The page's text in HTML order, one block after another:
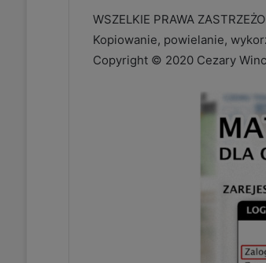
WSZELKIE PRAWA
Kopiowanie, powielanie,
Copyright © 2020 Cezary